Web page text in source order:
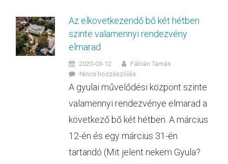
Az elkövetkezendő bő két hétben
szinte valamennyi rendezvény
elmarad
2020-03-12
Fábián Tamás
Nincs hozzászólás
A gyulai művelődési központ szinte
valamennyi rendezvénye elmarad a
következő bő két hétben. A március
12-én és egy március 31-én
tartandó (Mit jelent nekem Gyula?